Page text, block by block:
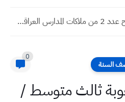
ترشيح عدد 2 من ملاكات المدارس العراقية ويفضل من الراغبين...
السنة
0
ثالث متوسط /